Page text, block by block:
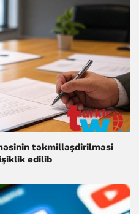
təkmilləşdirilməsi
edilib